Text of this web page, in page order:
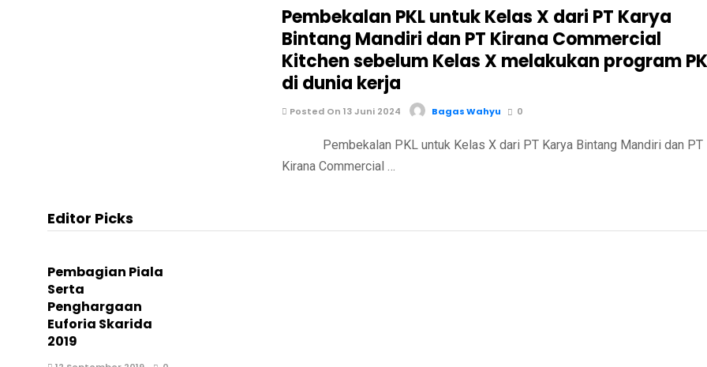
Pembekalan PKL untuk Kelas X dari PT Karya
Bintang Mandiri dan PT Kirana Commercial
Kitchen sebelum Kelas X melakukan program
di dunia kerja
Posted On 13 Juni 2024 Bagas Wahyu 0
Pembekalan PKL untuk Kelas X dari PT Karya Bintang Mandiri dan PT
Kirana Commercial …
Editor Picks
Pembagian Piala
Serta
Penghargaan
Euforia Skarida
2019